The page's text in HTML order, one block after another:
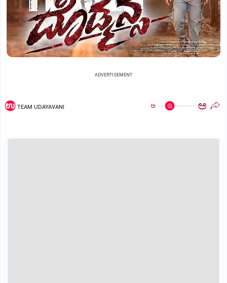
ADVERTISEMENT
TEAM UDAYAVANI ಅ ಅ